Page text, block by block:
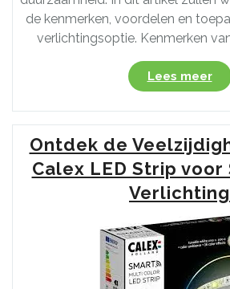
de kenmerken, voordelen en
verlichtingsoptie. Kenmerken
Lees meer
12
met
Ontdek de
Calex LED Strip
Verlichting